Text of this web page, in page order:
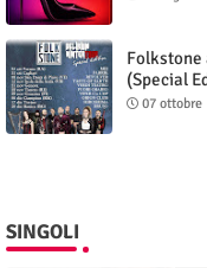
(Special
07 ottobre
SINGOLI